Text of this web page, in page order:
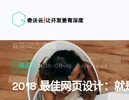
首页/动态/观点
观点 2018-08-16 ·6 minread
2018 最佳网页设计：就